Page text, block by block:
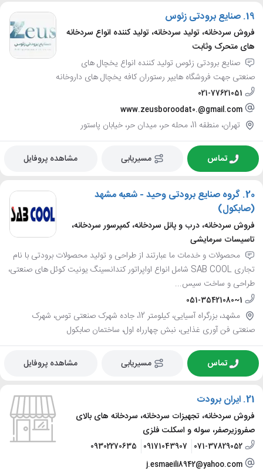
19. صنایع برودتی زئوس
فروش سردخانه، تولید سردخانه، تولید کننده انواع سردخانه
های متحرک وثابت
صنایع برودتی زئوس تولید کننده انواع یخچال های
صنعتی جهت فروشگاه هایپر رستوران کافه یخچال های داروخانه
021-77621051
www.zeusboroodat0.@gmail.com
تهران، منطقه 11، محله حر، میدان حر، خیابان پاستور
تماس مسیریابی مشاهده پروفایل
20. گروه صنایع برودتی وحید - شعبه مشهد
(صابکول)
فروش سردخانه، درب و پانل سردخانه، کمپرسور سردخانه،
تاسیسات سرمایشی
محصولات و خدمات ما عبارتند از طراحی و تولید محصولات برودتی با نام
تجاری SAB COOL شامل انواع اواپراتور کندانسینگ یونیت کوئل های صنعتی،
طراحی و ساخت سیس...
051-35421080~1
مشهد، بزرگراه آسیایی، کیلومتر 12، جاده شهرک صنعتی توس، شهرک
صنعتی فن آوری غذایی، نبش چهارراه اول، ساختمان صابکول
تماس مسیریابی مشاهده پروفایل
21. ایران برودت
فروش سردخانه، تجهیزات سردخانه، سردخانه های بالای
صفروزیرصفر، سوله و اسکلت فلزی
071-37829052
09171043907
09302270635
j.esmaeili8942@yahoo.com